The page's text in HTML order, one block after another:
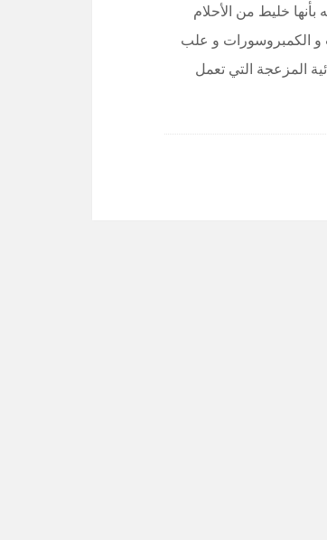
خليط من الأحلام
و الكمبروسورات و علب
المزعجة التي تعمل